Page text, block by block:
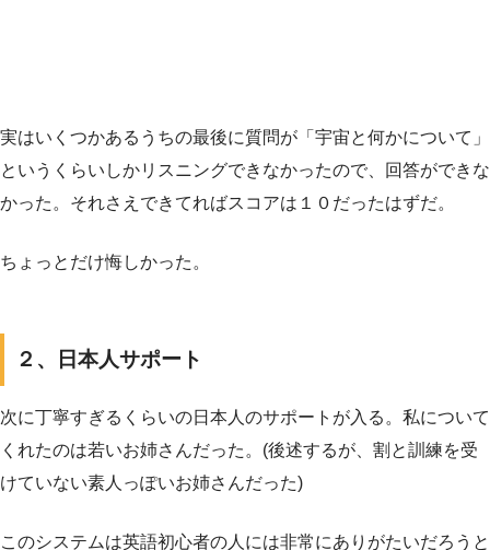
実はいくつかあるうちの最後に質問が「宇宙と何かについて」
というくらいしかリスニングできなかったので、回答ができな
かった。それさえできてればスコアは１０だったはずだ。
ちょっとだけ悔しかった。
２、日本人サポート
次に丁寧すぎるくらいの日本人のサポートが入る。私について
くれたのは若いお姉さんだった。(後述するが、割と訓練を受
けていない素人っぽいお姉さんだった)
このシステムは英語初心者の人には非常にありがたいだろうと